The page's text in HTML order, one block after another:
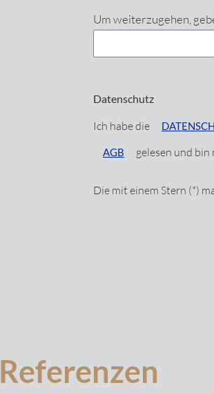
Um weiterzugehen,
Datenschutz
Ich habe die
AGB gelesen und
Die mit einem Stern (*)
Referenzen